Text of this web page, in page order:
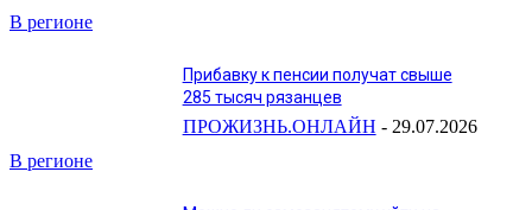
В регионе
В регионе
Прибавку к пенсии получат свыше
285 тысяч рязанцев
ПРОЖИЗНЬ.ОНЛАЙН - 29.07.2026